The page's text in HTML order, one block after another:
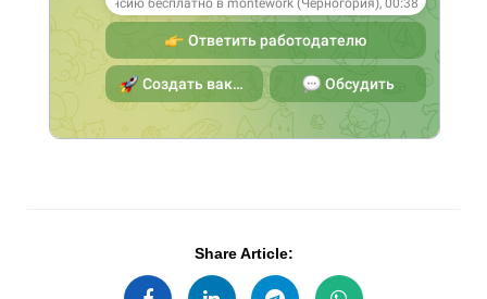
Share Article: